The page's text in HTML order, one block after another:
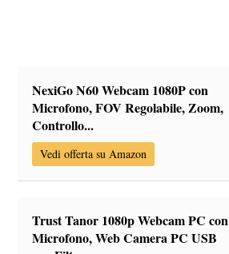
NexiGo N60 Webcam 1080P con
Microfono, FOV Regolabile, Zoom,
Controllo...
Vedi offerta su Amazon
Trust Tanor 1080p Webcam PC con
Microfono, Web Camera PC USB